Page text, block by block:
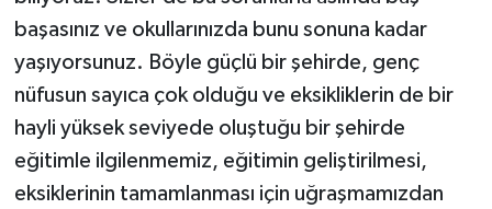
başasınız ve okullarınızda bunu sonuna kadar
yaşıyorsunuz. Böyle güçlü bir şehirde, genç
nüfusun sayıca çok olduğu ve eksikliklerin de bir
hayli yüksek seviyede oluştuğu bir şehirde
eğitimle ilgilenmemiz, eğitimin geliştirilmesi,
eksiklerinin tamamlanması için uğraşmamızdan